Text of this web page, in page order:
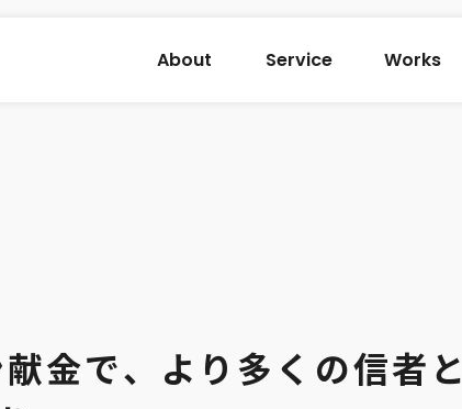
About Service Works
金で、より多くの信者と